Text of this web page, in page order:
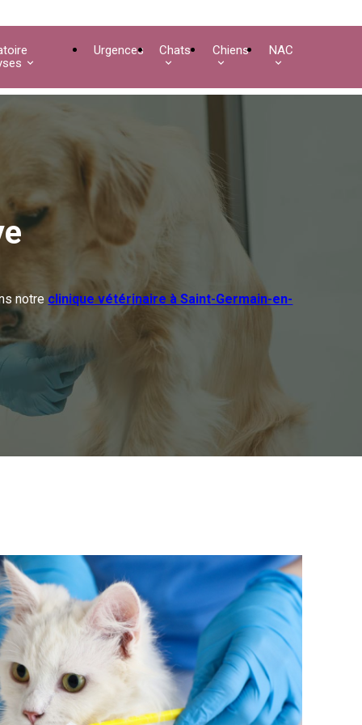
Urgences Chats Chiens NAC
notre clinique vétérinaire à Saint-Germain-en-